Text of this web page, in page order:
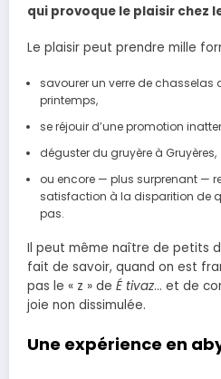
qui provoque le plaisir chez
Le plaisir peut prendre mille
savourer un verre de chasselas
printemps,
se réjouir d’une promotion
déguster du gruyère à Gruyères,
ou encore — plus surprenant —
satisfaction à la disparition de
pas.
Il peut même naître de petits
fait de savoir, quand on est
pas le « z » de É tivaz… et de
joie non dissimulée.
Une expérience en